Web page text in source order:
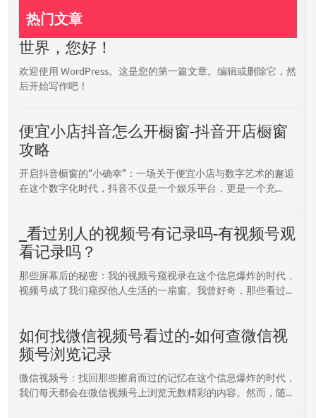
热门文章
世界，您好！
欢迎使用 WordPress。这是您的第一篇文章。编辑或删除它，然
后开始写作吧！
便宜小店抖音怎么开橱窗-抖音开店橱窗
攻略
开启抖音橱窗的“小确幸”：一场关于便宜小店与数字艺术的邂逅
在这个数字化时代，抖音不仅是一个娱乐平台，更是一个充...
_看过别人的视频号有记录吗-有视频号观
看记录吗？
那些屏幕后的秘密：我的视频号窥视录在这个信息爆炸的时代，
视频号成了我们窥探他人生活的一扇窗。我曾好奇，那些看过...
如何找微信视频号看过的-如何查微信视
频号浏览记录
微信视频号：找回那些擦肩而过的记忆在这个信息爆炸的时代，
我们每天都会在微信视频号上浏览无数精彩的内容。然而，随...